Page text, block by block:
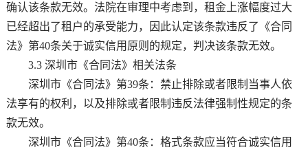
确认该条款无效。法院在审理中考虑到，租金上涨幅度过大
已经超出了租户的承受能力，因此认定该条款违反了《合同
法》第40条关于诚实信用原则的规定，判决该条款无效。
3.3 深圳市《合同法》相关法条
深圳市《合同法》第39条：禁止排除或者限制当事人依
法享有的权利，以及排除或者限制违反法律强制性规定的条
款无效。
深圳市《合同法》第40条：格式条款应当符合诚实信用